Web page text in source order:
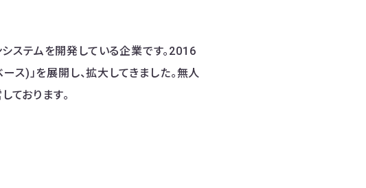
ステムを開発している企業です。2016
)」を展開し、拡大してきました。無人
ております。